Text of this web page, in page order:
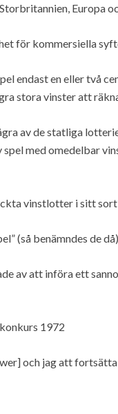
Europa
för kommersiella
endast en eller två
stora vinster att
av de statliga
med omedelbar
vinstlotter i sitt
(så benämndes de då)
av att införa ett
1972
och jag att